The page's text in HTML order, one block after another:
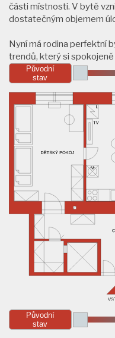
části místnosti. V bytě
dostatečným objemem
Nyní má rodina perfektní
trendů, který si spokojeně
Původní
stav
Původní
stav